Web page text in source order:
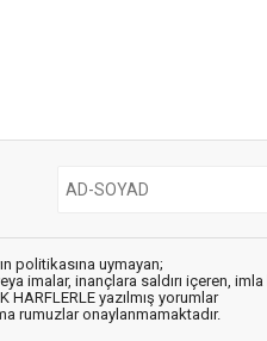
politikasına uymayan;
imalar, inançlara saldırı içeren, imla
HARFLERLE yazılmış yorumlar
rumuzlar onaylanmamaktadır.